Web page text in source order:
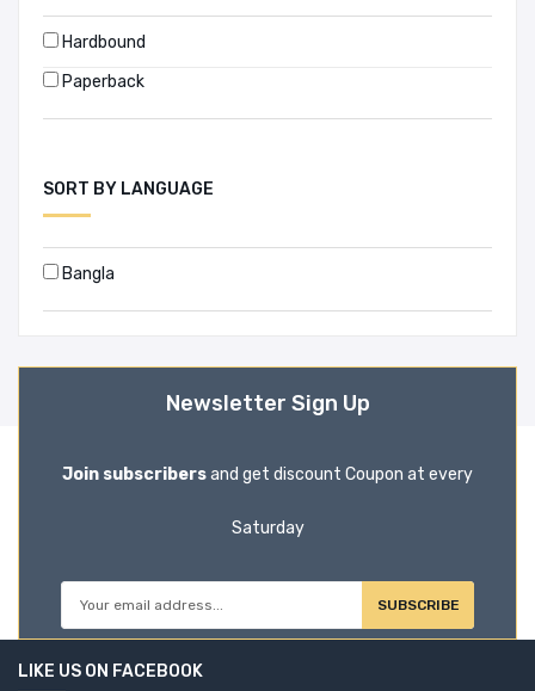
Hardbound
Paperback
SORT BY LANGUAGE
Bangla
Newsletter Sign Up
Join subscribersand get discount Coupon at every
Saturday
SUBSCRIBE
LIKE US ON FACEBOOK